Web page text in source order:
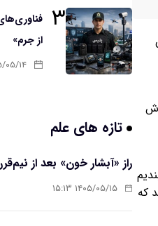
که
۳
از جرم»
۱۴۰۵/۰۵/
تازه های علم
راز «آبشار خون» بعد از
۱۴۰۵/۰۵/۱۵ ۱۵:۱۳